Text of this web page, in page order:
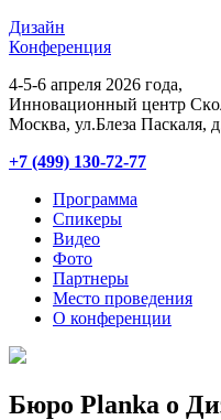
Дизайн
Конференция
4-5-6 апреля 2026 года,
Инновационный центр
Мосĸва, ул.Блеза Пасĸаля,
+7 (499) 130-72-77
Программа
Спикеры
Видео
Фото
Партнеры
Место проведения
О конференции
Бюро Planka о